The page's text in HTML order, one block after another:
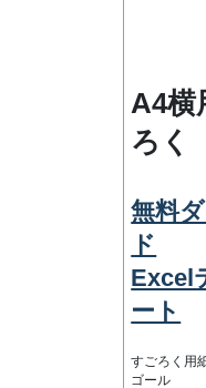
A4横
ろく
無料
ド
Excel
ート
すごろく用
ゴール